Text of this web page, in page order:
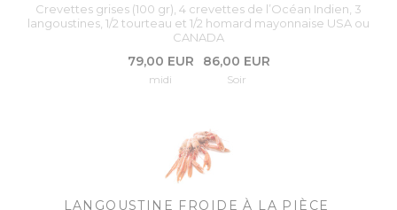
Crevettes grises (100 gr), 4 crevettes de l’Océan Indien, 3
langoustines, 1/2 tourteau et 1/2 homard mayonnaise USA ou
CANADA
79,00 EUR
midi
86,00 EUR
Soir
LANGOUSTINE FROIDE À LA PIÈCE